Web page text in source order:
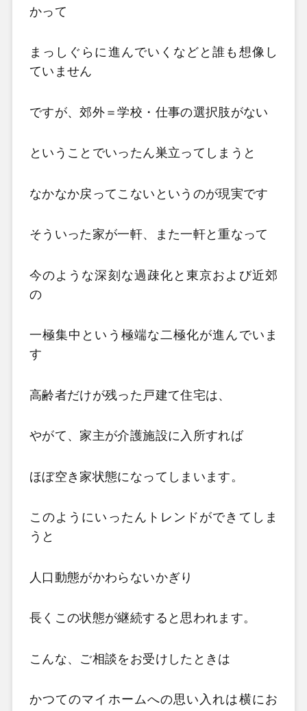
かって
まっしぐらに進んでいくなどと誰も想像し
ていません
ですが、郊外＝学校・仕事の選択肢がない
ということでいったん巣立ってしまうと
なかなか戻ってこないというのが現実です
そういった家が一軒、また一軒と重なって
今のような深刻な過疎化と東京および近郊
の
一極集中という極端な二極化が進んでいま
す
高齢者だけが残った戸建て住宅は、
やがて、家主が介護施設に入所すれば
ほぼ空き家状態になってしまいます。
このようにいったんトレンドができてしま
うと
人口動態がかわらないかぎり
長くこの状態が継続すると思われます。
こんな、ご相談をお受けしたときは
かつてのマイホームへの思い入れは横にお